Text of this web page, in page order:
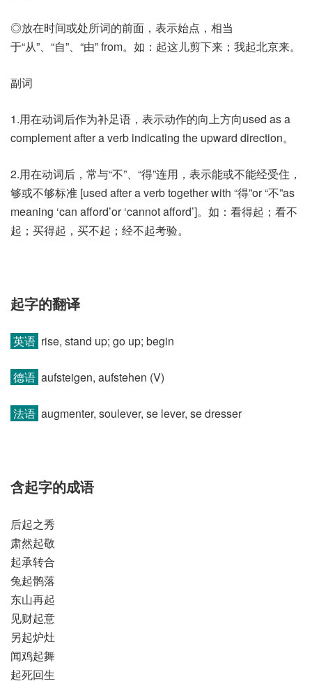
◎放在时间或处所词的前面，表示始点，相当
于“从”、“自”、“由” from。如：起这儿剪下来；我起北京来。
副词
1.用在动词后作为补足语，表示动作的向上方向used as a
complement after a verb indicating the upward direction。
2.用在动词后，常与“不”、“得”连用，表示能或不能经受住，
够或不够标准 [used after a verb together with “得”or “不”as
meaning ‘can afford’or ‘cannot afford’]。如：看得起；看不
起；买得起，买不起；经不起考验。
起字的翻译
英语 rise, stand up; go up; begin
德语 aufsteigen, aufstehen (V)
法语 augmenter, soulever, se lever, se dresser
含起字的成语
后起之秀
肃然起敬
起承转合
兔起鹘落
东山再起
见财起意
另起炉灶
闻鸡起舞
起死回生